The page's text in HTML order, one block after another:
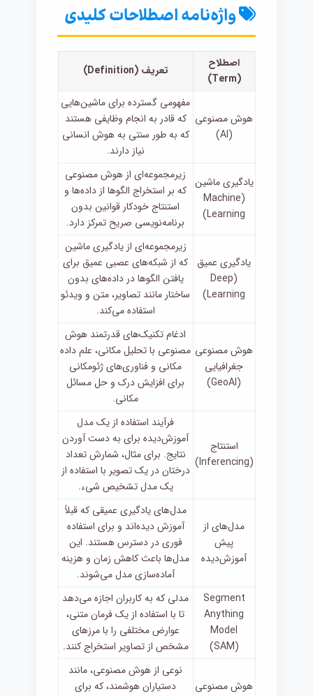
واژه‌نامه اصطلاحات کلیدی
اصطلاح
(Term)
تعریف (Definition)
هوش مصنوعی
(AI)
مفهومی گسترده برای ماشین‌هایی
که قادر به انجام وظایفی هستند
که به طور سنتی به هوش انسانی
نیاز دارند.
یادگیری ماشین
(Machine
Learning)
زیرمجموعه‌ای از هوش مصنوعی
که بر استخراج الگوها از داده‌ها و
استنتاج خودکار قوانین بدون
برنامه‌نویسی صریح تمرکز دارد.
یادگیری عمیق
(Deep
Learning)
زیرمجموعه‌ای از یادگیری ماشین
که از شبکه‌های عصبی عمیق برای
یافتن الگوها در داده‌های بدون
ساختار مانند تصاویر، متن و ویدئو
استفاده می‌کند.
هوش مصنوعی
جغرافیایی
(GeoAI)
ادغام تکنیک‌های قدرتمند هوش
مصنوعی با تحلیل مکانی، علم داده
مکانی و فناوری‌های ژئومکانی
برای افزایش درک و حل مسائل
مکانی.
استنتاج
(Inferencing)
فرآیند استفاده از یک مدل
آموزش‌دیده برای به دست آوردن
نتایج. برای مثال، شمارش تعداد
درختان در یک تصویر با استفاده از
یک مدل تشخیص شیء.
مدل‌های از
پیش
آموزش‌دیده
مدل‌های یادگیری عمیقی که قبلاً
آموزش دیده‌اند و برای استفاده
فوری در دسترس هستند. این
مدل‌ها باعث کاهش زمان و هزینه
آماده‌سازی مدل می‌شوند.
Segment
Anything
Model
(SAM)
مدلی که به کاربران اجازه می‌دهد
تا با استفاده از یک فرمان متنی،
عوارض مختلفی را با مرزهای
مشخص از تصاویر استخراج کنند.
هوش مصنوعی
نوعی از هوش مصنوعی، مانند
دستیاران هوشمند، که برای